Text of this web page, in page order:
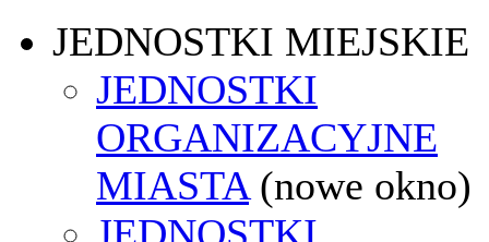
JEDNOSTKI MIEJSKIE
JEDNOSTKI
ORGANIZACYJNE
MIASTA (nowe okno)